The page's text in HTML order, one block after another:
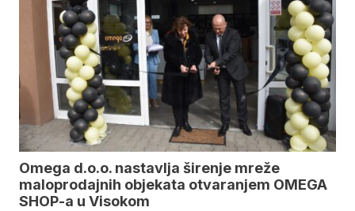
Omega d.o.o. nastavlja širenje mreže
maloprodajnih objekata otvaranjem OMEGA
SHOP-a u Visokom